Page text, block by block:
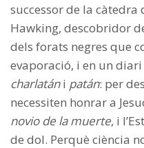
successor de la càtedra
Hawking, descobridor
dels forats negres que
evaporació, i en un
charlatáni patán: per
necessiten honrar a
novio de la muerte, i
de dol. Perquè ciència